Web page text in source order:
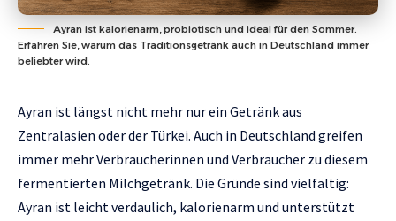
Ayran ist kalorienarm, probiotisch und ideal für den Sommer.
Erfahren Sie, warum das Traditionsgetränk auch in Deutschland immer
beliebter wird.
Ayran ist längst nicht mehr nur ein Getränk aus
Zentralasien oder der Türkei. Auch in Deutschland greifen
immer mehr Verbraucherinnen und Verbraucher zu diesem
fermentierten Milchgetränk. Die Gründe sind vielfältig:
Ayran ist leicht verdaulich, kalorienarm und unterstützt